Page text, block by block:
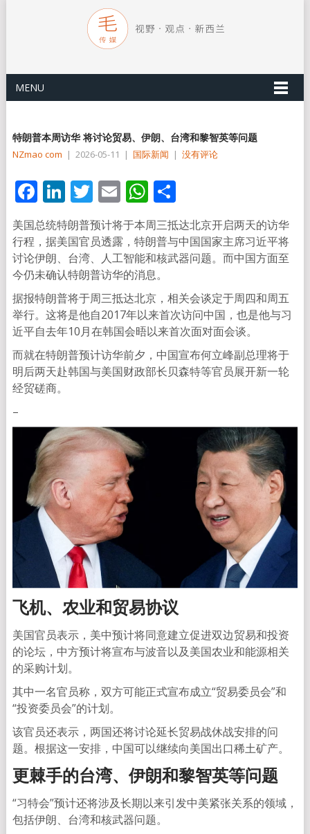
MENU
特朗普本周访华 将讨论贸易、伊朗、台湾和黎智英等问题
NZmao com | 2026-05-11 | 国际新闻 | 没有评论
Facebook
LinkedIn
Twitter
EmailWhatsApp
分
享
美国总统特朗普预计将于本周三抵达北京开启两天的访华
行程，据美国官员透露，特朗普与中国国家主席习近平将
讨论伊朗、台湾、人工智能和核武器问题。而中国方面至
今仍未确认特朗普访华的消息。
据报特朗普将于周三抵达北京，相关会谈定于周四和周五
举行。这将是他自2017年以来首次访问中国，也是他与习
近平自去年10月在韩国会晤以来首次面对面会谈。
而就在特朗普预计访华前夕，中国宣布何立峰副总理将于
明后两天赴韩国与美国财政部长贝森特等官员展开新一轮
经贸磋商。
–
飞机、农业和贸易协议
美国官员表示，美中预计将同意建立促进双边贸易和投资
的论坛，中方预计将宣布与波音以及美国农业和能源相关
的采购计划。
其中一名官员称，双方可能正式宣布成立“贸易委员会”和
“投资委员会”的计划。
该官员还表示，两国还将讨论延长贸易战休战安排的问
题。根据这一安排，中国可以继续向美国出口稀土矿产。
更棘手的台湾、伊朗和黎智英等问题
“习特会”预计还将涉及长期以来引发中美紧张关系的领域，
包括伊朗、台湾和核武器问题。